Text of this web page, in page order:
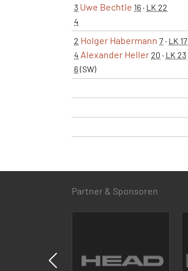
3 Uwe Bechtle 16· LK 22
4
2 Holger Habermann 7· LK 17
4 Alexander Heller20 · LK 23
6(SW)
Partner & Sponsoren